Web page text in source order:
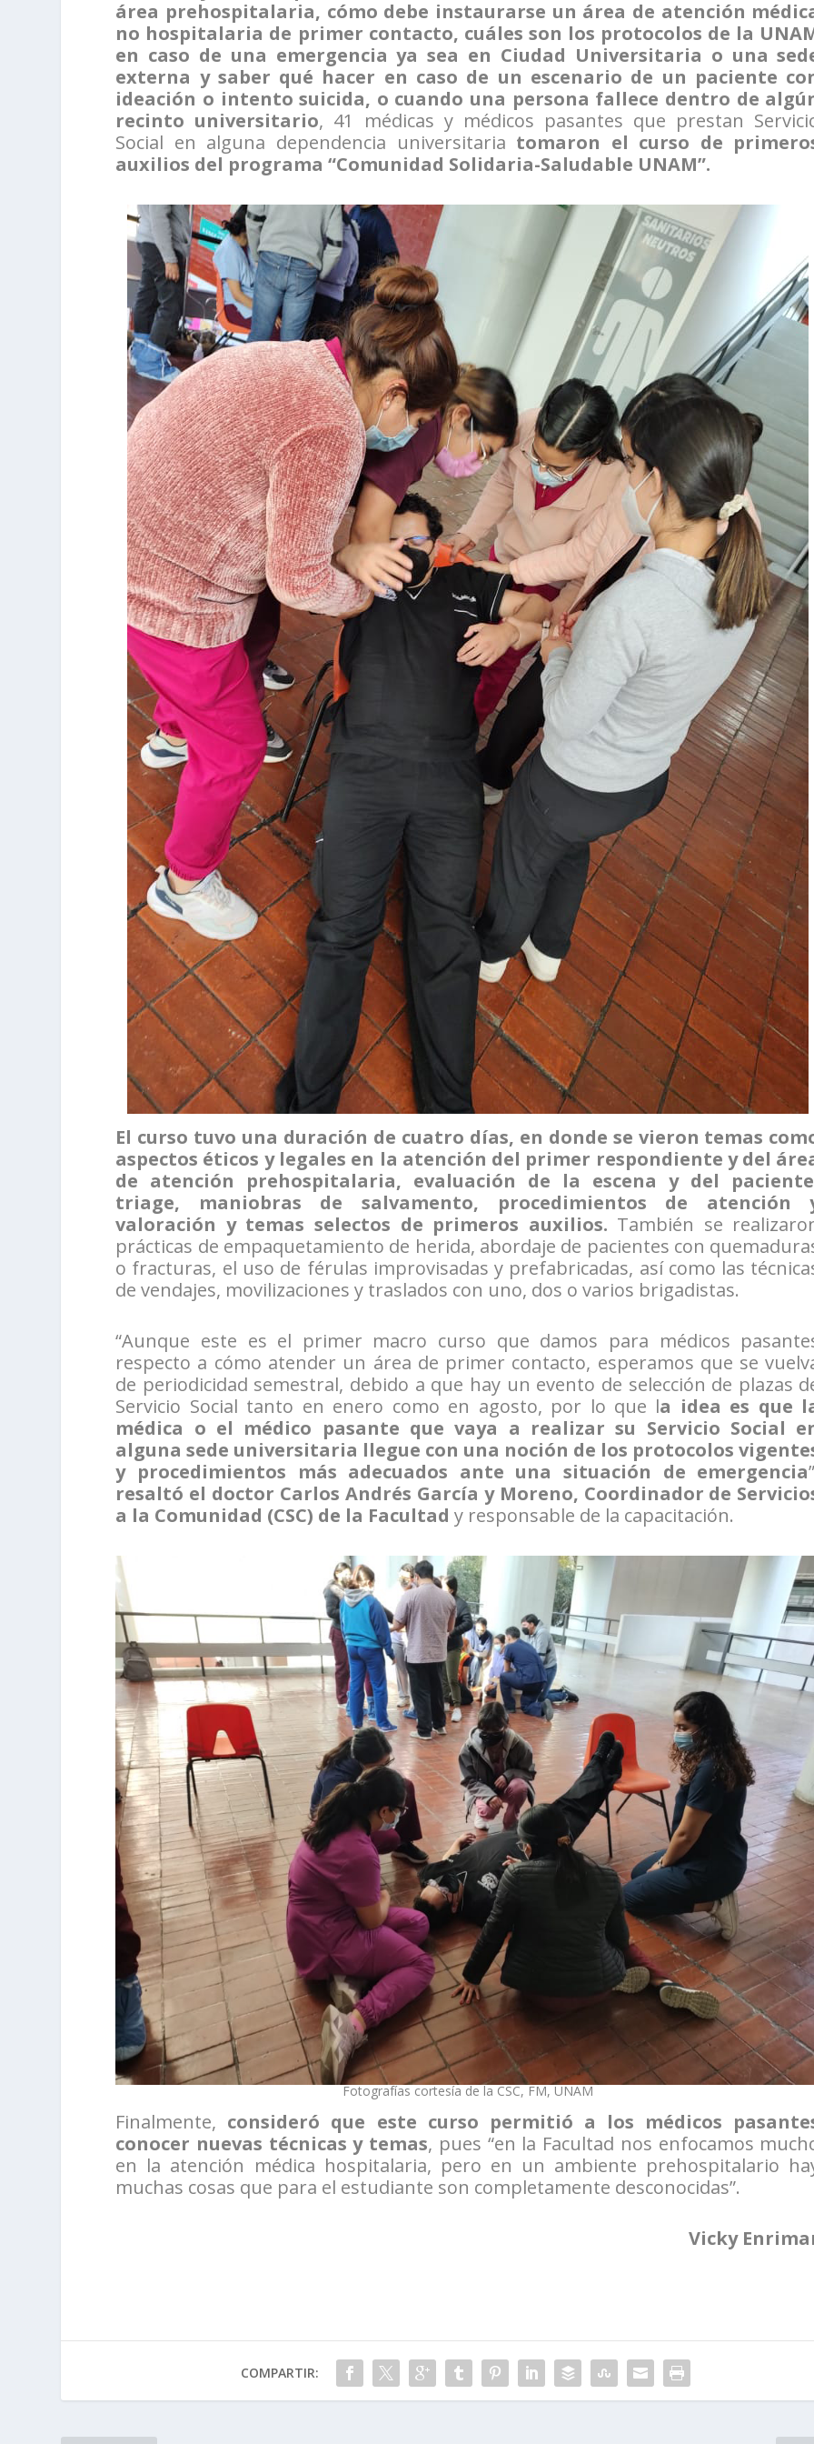
área prehospitalaria, cómo debe instaurarse un área de atención
no hospitalaria de primer contacto, cuáles son los protocolos de la
en caso de una emergencia ya sea en Ciudad Universitaria o una
externa y saber qué hacer en caso de un escenario de un paciente
ideación o intento suicida, o cuando una persona fallece dentro de
recinto universitario, 41 médicas y médicos pasantes que prestan
Social en alguna dependencia universitaria tomaron el curso de
auxilios del programa “Comunidad Solidaria-Saludable UNAM”.
El curso tuvo una duración de cuatro días, en donde se vieron temas
aspectos éticos y legales en la atención del primer respondiente y del
de atención prehospitalaria, evaluación de la escena y del
triage, maniobras de salvamento, procedimientos de atención
valoración y temas selectos de primeros auxilios. También se
prácticas de empaquetamiento de herida, abordaje de pacientes con
o fracturas, el uso de férulas improvisadas y prefabricadas, así como las
de vendajes, movilizaciones y traslados con uno, dos o varios brigadistas.
“Aunque este es el primer macro curso que damos para médicos
respecto a cómo atender un área de primer contacto, esperamos que se
de periodicidad semestral, debido a que hay un evento de selección de plazas
Servicio Social tanto en enero como en agosto, por lo que la idea es que
médica o el médico pasante que vaya a realizar su Servicio Social
alguna sede universitaria llegue con una noción de los protocolos
y procedimientos más adecuados ante una situación de emergencia
resaltó el doctor Carlos Andrés García y Moreno, Coordinador de
a la Comunidad (CSC) de la Facultad y responsable de la capacitación.
Fotografías cortesía de la CSC, FM, UNAM
Finalmente, consideró que este curso permitió a los médicos
conocer nuevas técnicas y temas, pues “en la Facultad nos enfocamos
en la atención médica hospitalaria, pero en un ambiente prehospitalario
muchas cosas que para el estudiante son completamente desconocidas”.
Vicky
COMPARTIR: